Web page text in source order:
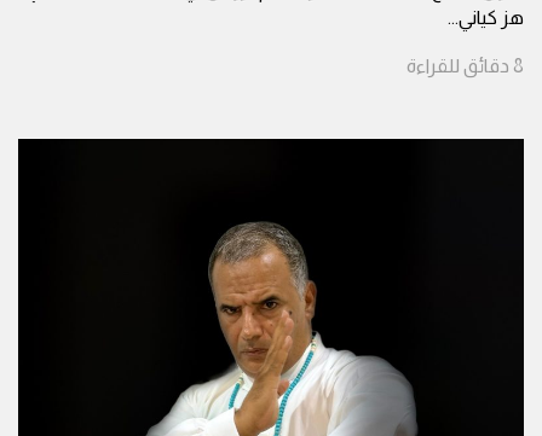
هز كياني...
8 دقائق للقراءة